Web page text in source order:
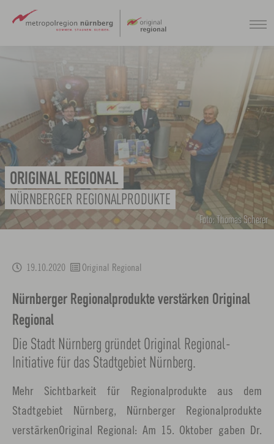
ORIGINAL REGIONAL
NÜRNBERGER REGIONALPRODUKTE
Foto: Thomas Scherer
19.10.2020 Original Regional
Nürnberger Regionalprodukte verstärken Original
Regional
Die Stadt Nürnberg gründet Original Regional-
Initiative für das Stadtgebiet Nürnberg.
Mehr Sichtbarkeit für Regionalprodukte aus dem
Stadtgebiet Nürnberg, Nürnberger Regionalprodukte
verstärkenOriginal Regional: Am 15. Oktober gaben Dr.